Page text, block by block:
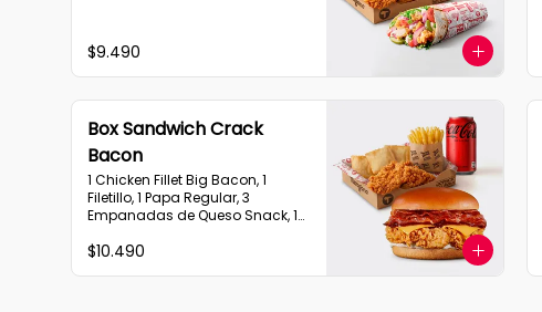
$9.490
Box Sandwich Crack
Bacon
1 Chicken Fillet Big Bacon, 1
Filetillo, 1 Papa Regular, 3
Empanadas de Queso Snack, 1
$10.490